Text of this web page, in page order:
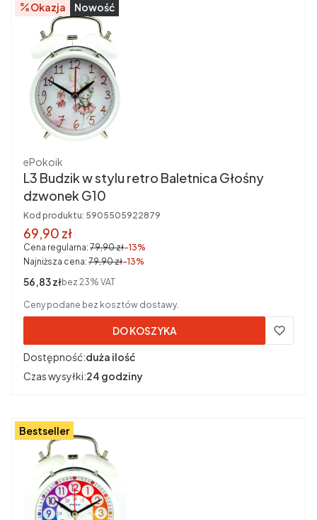
Okazja Nowość
Producent
ePokoik
L3 Budzik w stylu retro Baletnica Głośny
dzwonek G10
Kod produktu: 5905505922879
Cena promocyjna brutto
69,90 zł
Cena regularna: 79,90 zł-13%
Najniższa cena: 79,90 zł-13%
Cena netto
56,83 złbez 23% VAT
Ceny podane bez kosztów dostawy.
DO KOSZYKA
Dostępność:duża ilość
Czas wysyłki:24 godziny
Bestseller